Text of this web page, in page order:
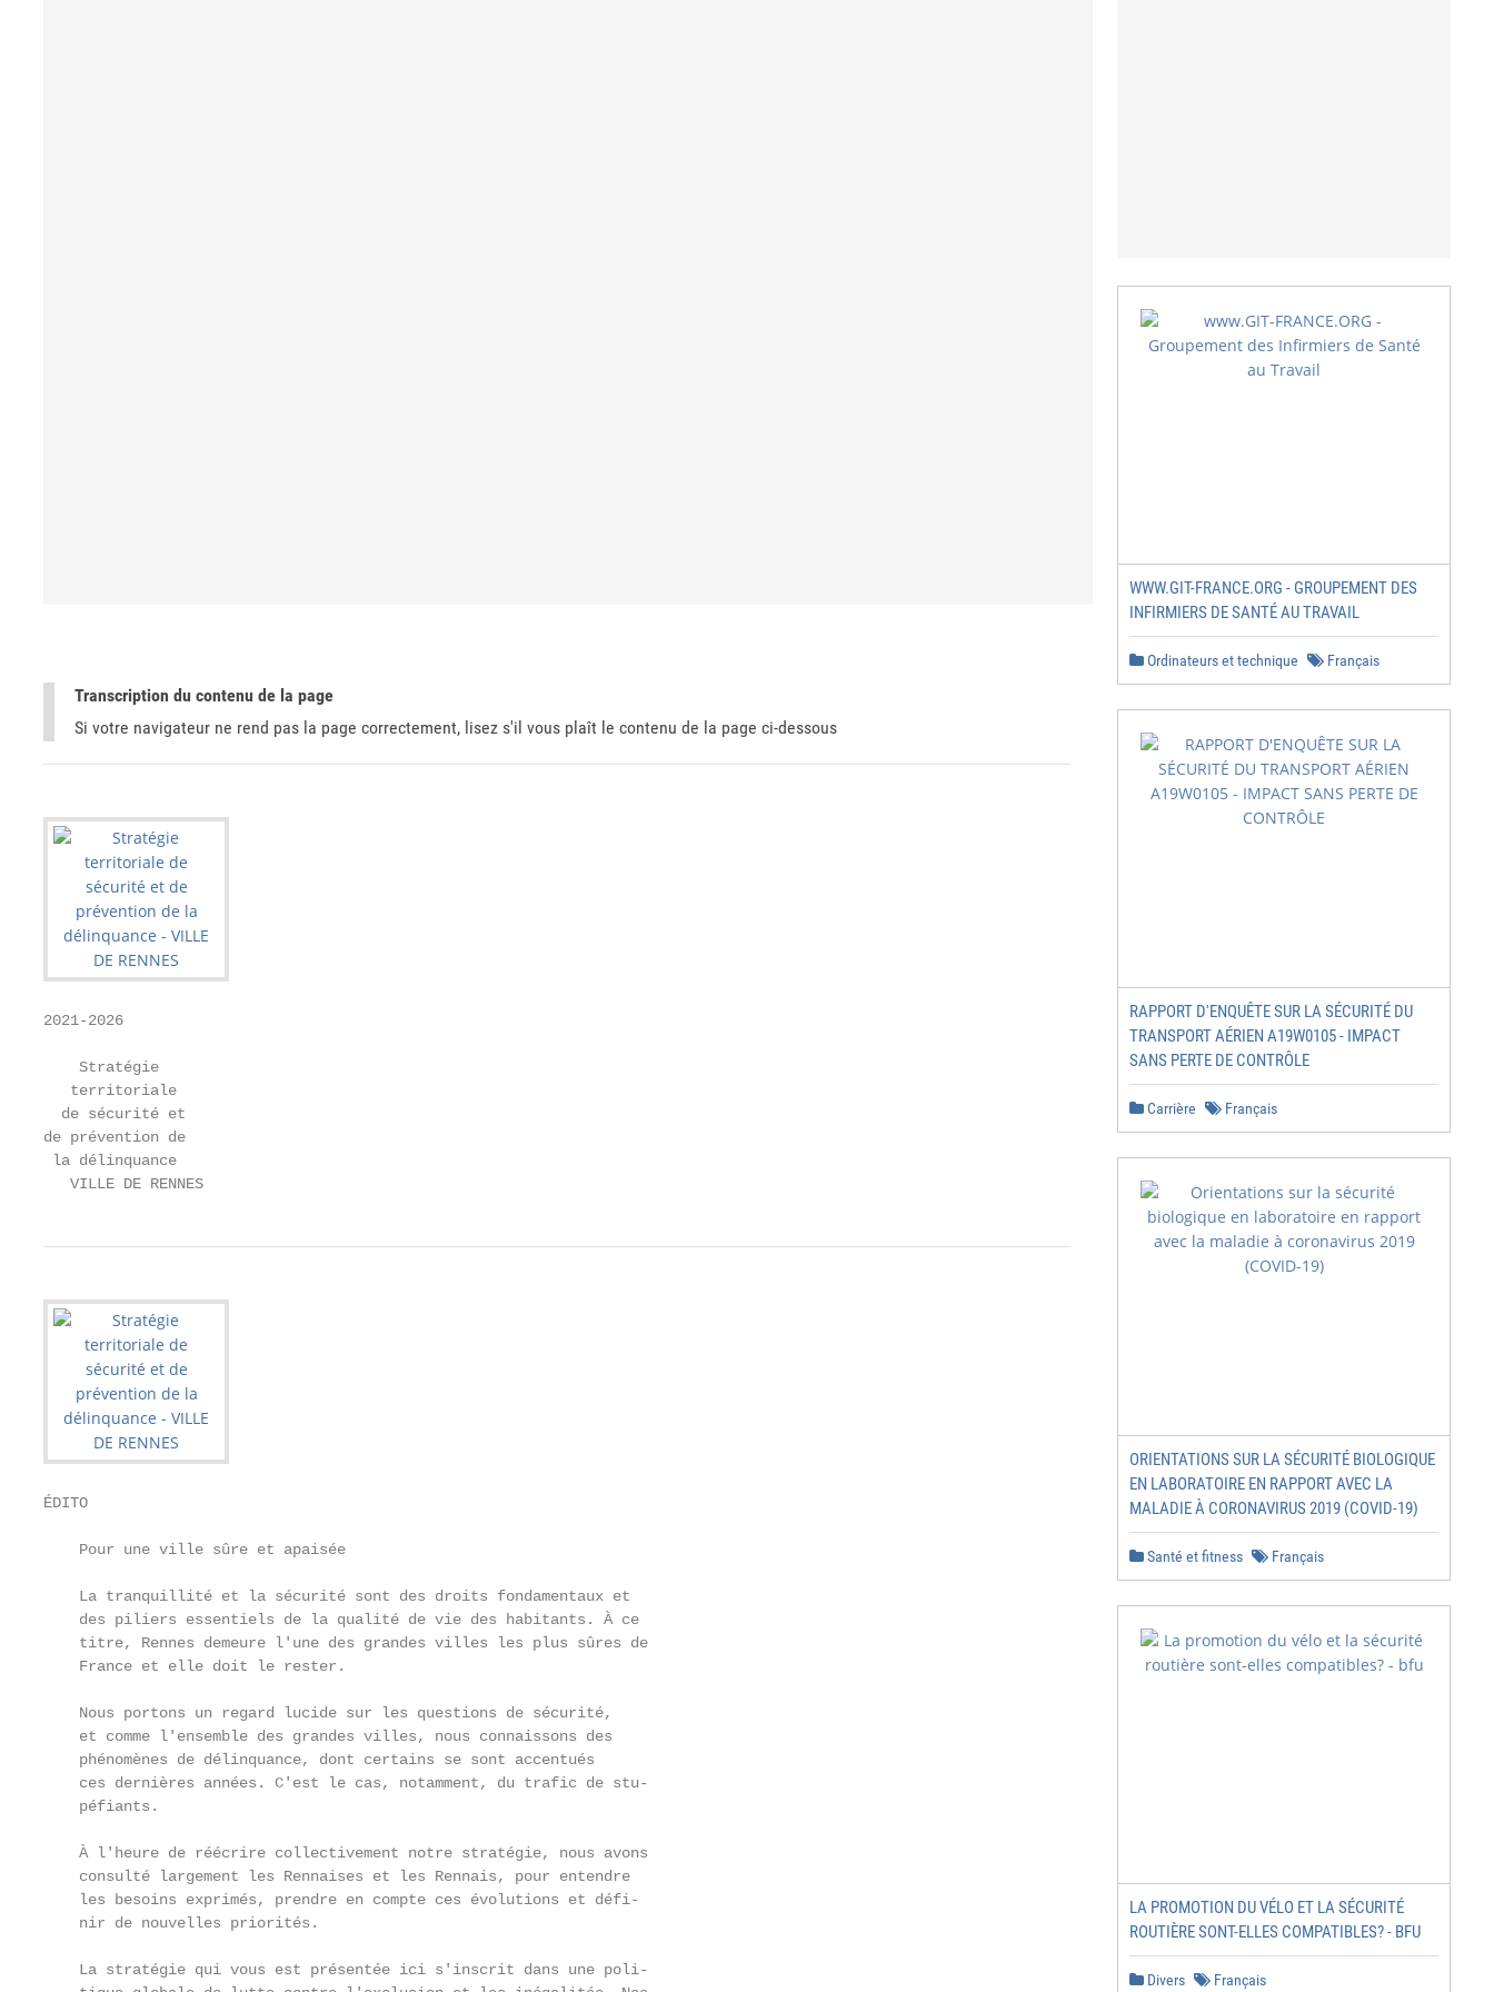
Transcription du contenu de la page
Si votre navigateur ne rend pas la page correctement, lisez s'il vous plaît le contenu de la page ci-dessous
2021-2026
    Stratégie
   territoriale
  de sécurité et
de prévention de
la délinquance
   VILLE DE RENNES
ÉDITO
    Pour une ville sûre et apaisée
    La tranquillité et la sécurité sont des droits fondamentaux et
    des piliers essentiels de la qualité de vie des habitants. À ce
    titre, Rennes demeure l'une des grandes villes les plus sûres de
    France et elle doit le rester.
    Nous portons un regard lucide sur les questions de sécurité,
    et comme l'ensemble des grandes villes, nous connaissons des
    phénomènes de délinquance, dont certains se sont accentués
    ces dernières années. C'est le cas, notamment, du trafic de stu-
    péfiants.
    À l'heure de réécrire collectivement notre stratégie, nous avons
    consulté largement les Rennaises et les Rennais, pour entendre
    les besoins exprimés, prendre en compte ces évolutions et défi-
    nir de nouvelles priorités.
    La stratégie qui vous est présentée ici s'inscrit dans une poli-
WWW.GIT-FRANCE.ORG - GROUPEMENT DES
INFIRMIERS DE SANTÉ AU TRAVAIL
Ordinateurs et technique Français
RAPPORT D'ENQUÊTE SUR LA SÉCURITÉ DU
TRANSPORT AÉRIEN A19W0105 - IMPACT
SANS PERTE DE CONTRÔLE
Carrière Français
ORIENTATIONS SUR LA SÉCURITÉ BIOLOGIQUE
EN LABORATOIRE EN RAPPORT AVEC LA
MALADIE À CORONAVIRUS 2019 (COVID-19)
Santé et fitness Français
LA PROMOTION DU VÉLO ET LA SÉCURITÉ
ROUTIÈRE SONT-ELLES COMPATIBLES? - BFU
Divers Français